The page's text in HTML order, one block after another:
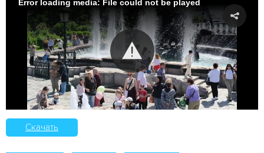
Error loading media: File could not be played
Скачать